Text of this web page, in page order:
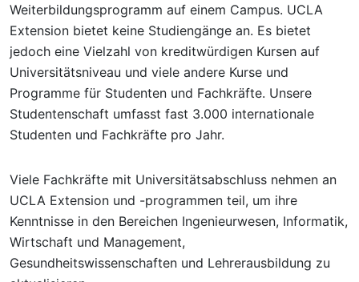
Weiterbildungsprogramm auf einem Campus. UCLA
Extension bietet keine Studiengänge an. Es bietet
jedoch eine Vielzahl von kreditwürdigen Kursen auf
Universitätsniveau und viele andere Kurse und
Programme für Studenten und Fachkräfte. Unsere
Studentenschaft umfasst fast 3.000 internationale
Studenten und Fachkräfte pro Jahr.
Viele Fachkräfte mit Universitätsabschluss nehmen an
UCLA Extension und -programmen teil, um ihre
Kenntnisse in den Bereichen Ingenieurwesen, Informatik,
Wirtschaft und Management,
Gesundheitswissenschaften und Lehrerausbildung zu